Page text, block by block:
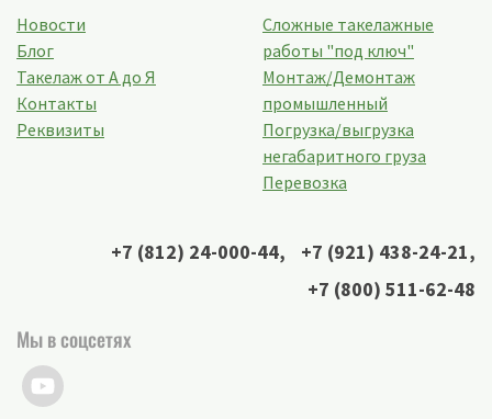
Новости
Блог
Такелаж от А до Я
Контакты
Реквизиты
Сложные такелажные
работы "под ключ"
Монтаж/Демонтаж
промышленный
Погрузка/выгрузка
негабаритного груза
Перевозка
+7 (812) 24-000-44, +7 (921) 438-24-21,
+7 (800) 511-62-48
Мы в соцсетях